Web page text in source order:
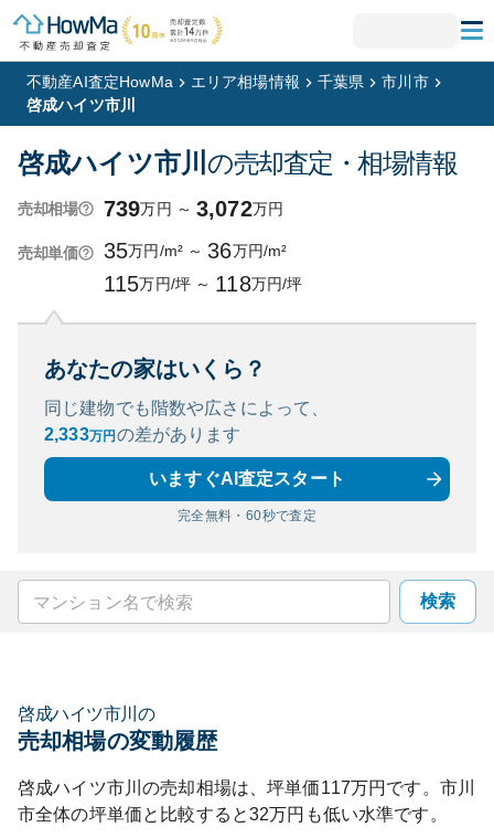
不動産AI査定HowMa エリア相場情報 千葉県
市川市
啓成ハイツ市川
啓成ハイツ市川 の売却査定・相場情報
売却相場 739万円 ～ 3,072万円
売却単価 35万円/m² ～ 36万円/m²
115万円/坪 ～ 118万円/坪
あなたの家はいくら？
同じ建物でも階数や広さによって、
2,333万円 の差があります
いますぐAI査定スタート
完全無料・60秒で査定
検索
啓成ハイツ市川 の
売却相場の変動履歴
啓成ハイツ市川の売却相場は、坪単価117万円です。 市川
市全体の坪単価と比較すると32万円も低い水準です。